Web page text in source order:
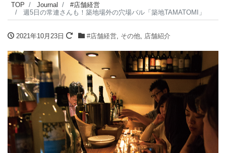
TOP Journal
#店舗経営
週5日の常連さんも！築地場外の穴場バル「築地TAMATOMI」
2021年10月23日 #店舗経営, その他, 店舗紹介